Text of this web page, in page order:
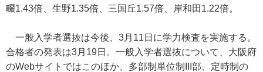
畷1.43倍、生野1.35倍、三国丘1.57倍、岸和田1.22倍。
一般入学者選抜は今後、3月11日に学力検査を実施する。
合格者の発表は3月19日。一般入学者選抜について、大阪府
のWebサイトではこのほか、多部制単位制III部、定時制の